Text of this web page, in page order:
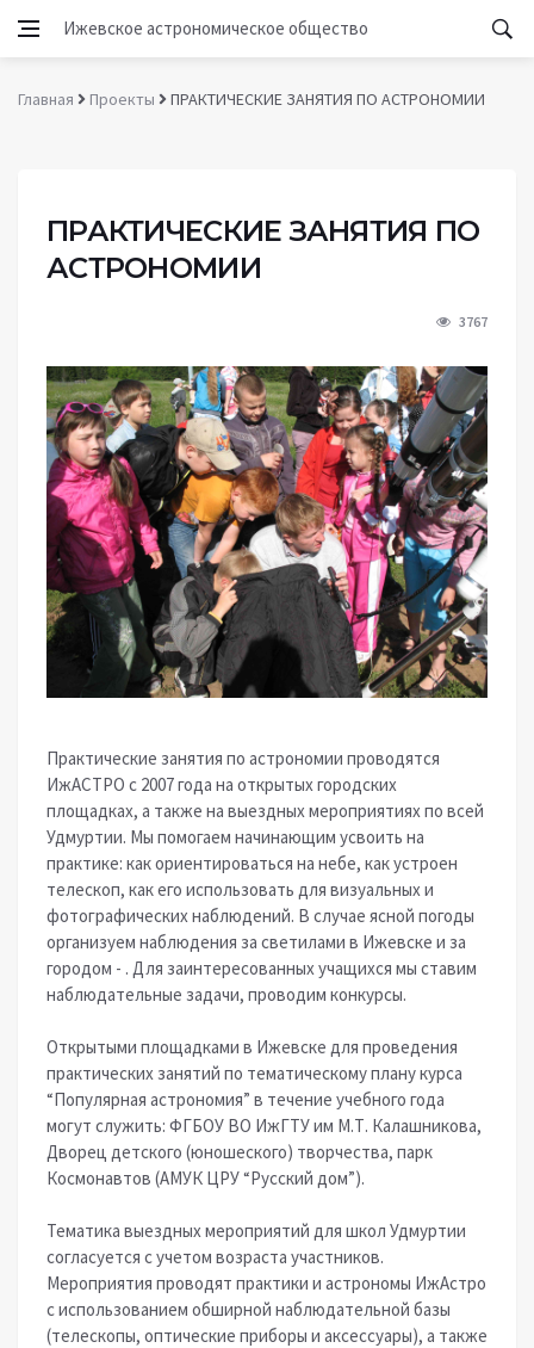
Ижевское астрономическое общество
Главная Проекты ПРАКТИЧЕСКИЕ ЗАНЯТИЯ ПО АСТРОНОМИИ
ПРАКТИЧЕСКИЕ ЗАНЯТИЯ ПО
АСТРОНОМИИ
3767
Практические занятия по астрономии проводятся
ИжАСТРО с 2007 года на открытых городских
площадках, а также на выездных мероприятиях по всей
Удмуртии. Мы помогаем начинающим усвоить на
практике: как ориентироваться на небе, как устроен
телескоп, как его использовать для визуальных и
фотографических наблюдений. В случае ясной погоды
организуем наблюдения за светилами в Ижевске и за
городом - . Для заинтересованных учащихся мы ставим
наблюдательные задачи, проводим конкурсы.
Открытыми площадками в Ижевске для проведения
практических занятий по тематическому плану курса
“Популярная астрономия” в течение учебного года
могут служить: ФГБОУ ВО ИжГТУ им М.Т. Калашникова,
Дворец детского (юношеского) творчества, парк
Космонавтов (АМУК ЦРУ “Русский дом”).
Тематика выездных мероприятий для школ Удмуртии
согласуется с учетом возраста участников.
Мероприятия проводят практики и астрономы ИжАстро
с использованием обширной наблюдательной базы
(телескопы, оптические приборы и аксессуары), а также